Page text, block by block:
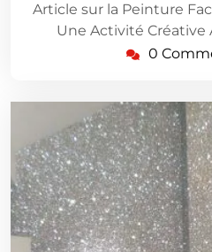
Article sur la Peinture
Une Activité Créative
0